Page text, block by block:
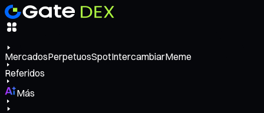
MercadosPerpetuosSpotIntercambiarMeme
Referidos
Más